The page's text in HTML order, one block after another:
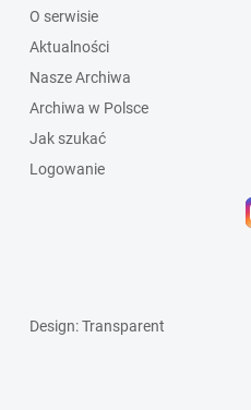
O serwisie
Aktualności
Nasze Archiwa
Archiwa w Polsce
Jak szukać
Logowanie
Design: Transparent